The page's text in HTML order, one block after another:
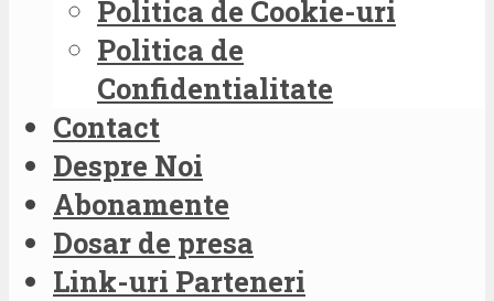
Politica de Cookie-uri
Politica de
Confidentialitate
Contact
Despre Noi
Abonamente
Dosar de presa
Link-uri Parteneri